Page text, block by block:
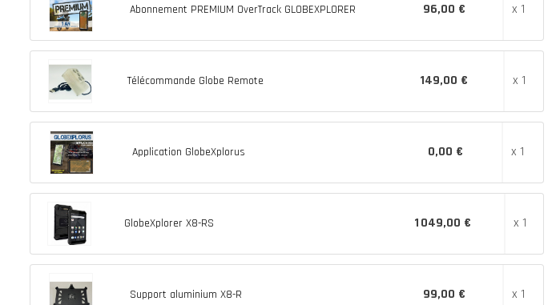
Abonnement PREMIUM OverTrack GLOBEXPLORER 96,00 € x 1
Télécommande Globe Remote 149,00 € x 1
Application GlobeXplorus 0,00 € x 1
GlobeXplorer X8-RS 1 049,00 € x 1
Support aluminium X8-R 99,00 € x 1